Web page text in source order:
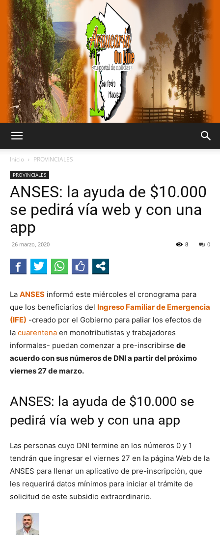
On
Inicio PROVINCIALES
PROVINCIALES
ANSES: la ayuda de $10.000
se pedirá vía web y con una
app
26 marzo, 2020 0
8
La ANSES informó este miércoles el cronograma para
que los beneficiarios del Ingreso Familiar de Emergencia
(IFE) -creado por el Gobierno para paliar los efectos de
la cuarentena en monotributistas y trabajadores
informales- puedan comenzar a pre-inscribirse de
acuerdo con sus números de DNI a partir del próximo
viernes 27 de marzo.
ANSES: la ayuda de $10.000 se
pedirá vía web y con una app
Las personas cuyo DNI termine en los números 0 y 1
tendrán que ingresar el viernes 27 en la página Web de la
ANSES para llenar un aplicativo de pre-inscripción, que
les requerirá datos mínimos para iniciar el trámite de
solicitud de este subsidio extraordinario.